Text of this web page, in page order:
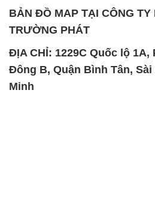
BẢN ĐỒ MAP TẠI CÔNG
TRƯỜNG PHÁT
ĐỊA CHỈ: 1229C Quốc lộ
Đông B, Quận Bình Tân, Sài
Minh